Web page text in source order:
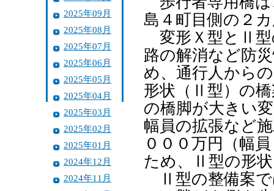
2025年09月
2025年08月
2025年07月
2025年06月
2025年05月
2025年04月
2025年03月
2025年02月
2025年01月
2024年12月
2024年11月
島４町目側の２
変形Ｘ型とⅡ型
路の解消など防
め、通行人から
形状（Ⅱ型）の
の橋脚が大きい
幅員の拡張など
０００万円（幅
ため、Ⅱ型の形
Ⅱ型の整備案で